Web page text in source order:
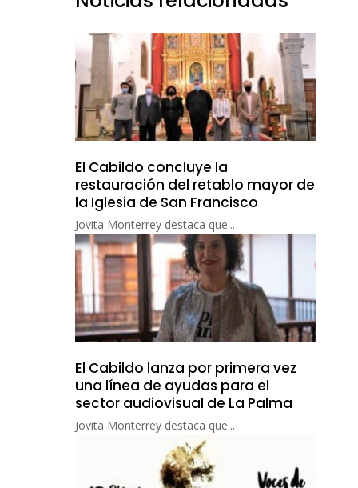
El Cabildo concluye la
restauración del retablo mayor de
la Iglesia de San Francisco
Jovita Monterrey destaca que...
El Cabildo lanza por primera vez
una línea de ayudas para el
sector audiovisual de La Palma
Jovita Monterrey destaca que...